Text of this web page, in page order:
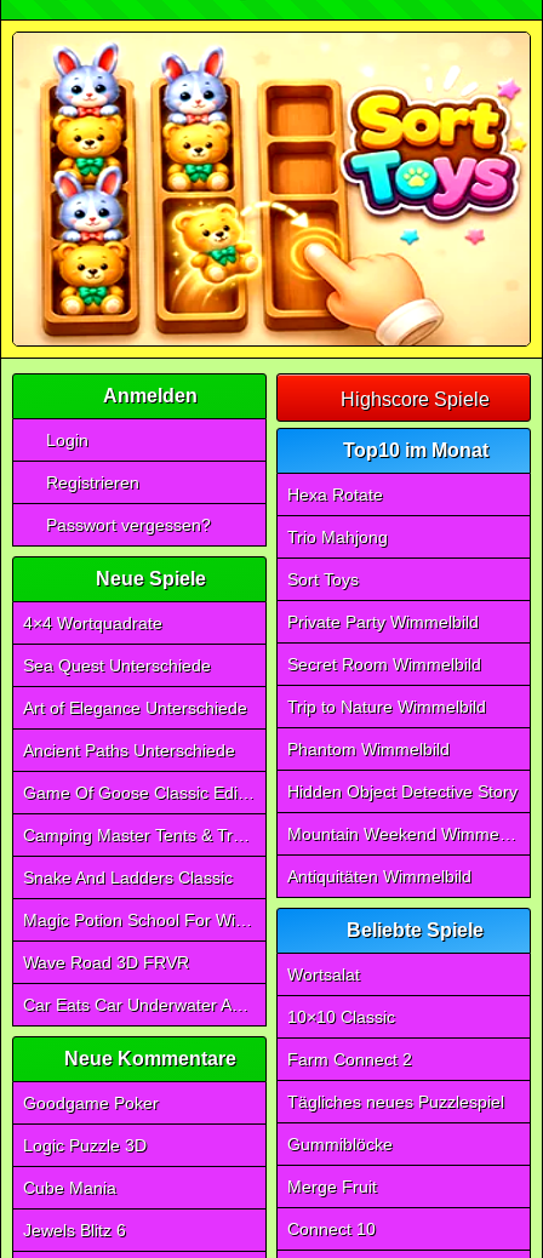
Anmelden
Login
Registrieren
Passwort vergessen?
Neue Spiele
4×4 Wortquadrate
Sea Quest Unterschiede
Art of Elegance Unterschiede
Ancient Paths Unterschiede
Game Of Goose Classic Edition
Camping Master Tents & Trees
Snake And Ladders Classic
Magic Potion School For Witch
Wave Road 3D FRVR
Car Eats Car Underwater Adventure FRVR
Neue Kommentare
Goodgame Poker
Logic Puzzle 3D
Cube Mania
Jewels Blitz 6
Highscore Spiele
Top10 im Monat
Hexa Rotate
Trio Mahjong
Sort Toys
Private Party Wimmelbild
Secret Room Wimmelbild
Trip to Nature Wimmelbild
Phantom Wimmelbild
Hidden Object Detective Story
Mountain Weekend Wimmelbild
Antiquitäten Wimmelbild
Beliebte Spiele
Wortsalat
10×10 Classic
Farm Connect 2
Tägliches neues Puzzlespiel
Gummiblöcke
Merge Fruit
Connect 10